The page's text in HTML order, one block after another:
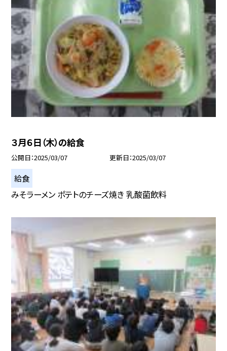
３月６日（木）の給食
公開日 2025/03/07 更新日 2025/03/07
給食
みそラーメン ポテトのチーズ焼き 乳酸菌飲料